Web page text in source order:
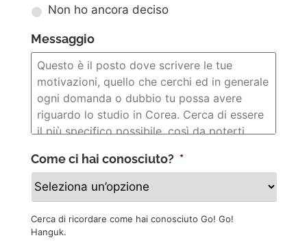
Non ho ancora deciso
Messaggio
Come ci hai conosciuto? *
Cerca di ricordare come hai conosciuto Go! Go!
Hanguk.